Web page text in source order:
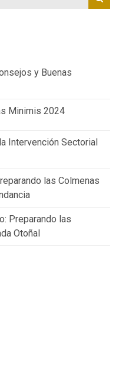
y Buenas
Minimis 2024
Intervención Sectorial
las Colmenas
Preparando las
Otoñal